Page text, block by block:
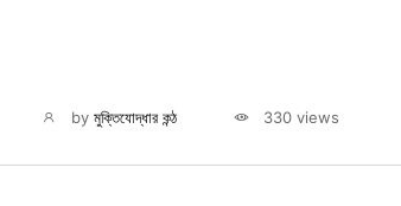
byমুক্তিযোদ্ধার কন্ঠ 330 views